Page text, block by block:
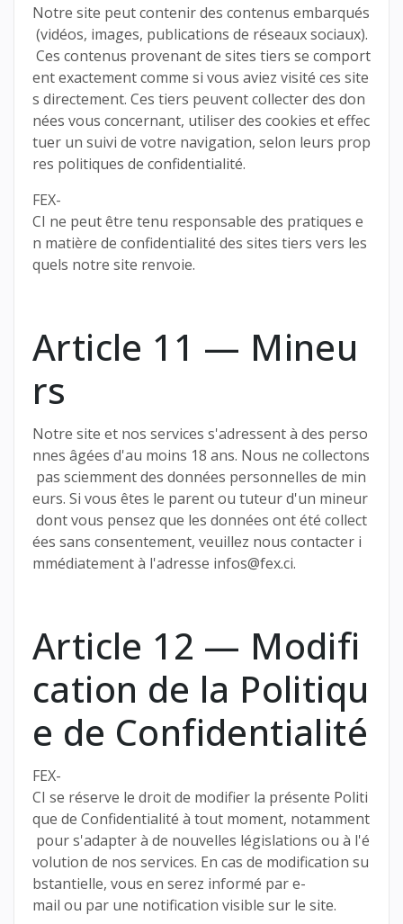
Notre site peut contenir des contenus embarqués
(vidéos, images, publications de réseaux sociaux).
Ces contenus provenant de sites tiers se comport
ent exactement comme si vous aviez visité ces site
s directement. Ces tiers peuvent collecter des don
nées vous concernant, utiliser des cookies et effec
tuer un suivi de votre navigation, selon leurs prop
res politiques de confidentialité.
FEX-
CI ne peut être tenu responsable des pratiques e
n matière de confidentialité des sites tiers vers les
quels notre site renvoie.
Article 11 — Mineu
rs
Notre site et nos services s'adressent à des perso
nnes âgées d'au moins 18 ans. Nous ne collectons
pas sciemment des données personnelles de min
eurs. Si vous êtes le parent ou tuteur d'un mineur
dont vous pensez que les données ont été collect
ées sans consentement, veuillez nous contacter i
mmédiatement à l'adresse infos@fex.ci.
Article 12 — Modifi
cation de la Politiqu
e de Confidentialité
FEX-
CI se réserve le droit de modifier la présente Politi
que de Confidentialité à tout moment, notamment
pour s'adapter à de nouvelles législations ou à l'é
volution de nos services. En cas de modification su
bstantielle, vous en serez informé par e-
mail ou par une notification visible sur le site.